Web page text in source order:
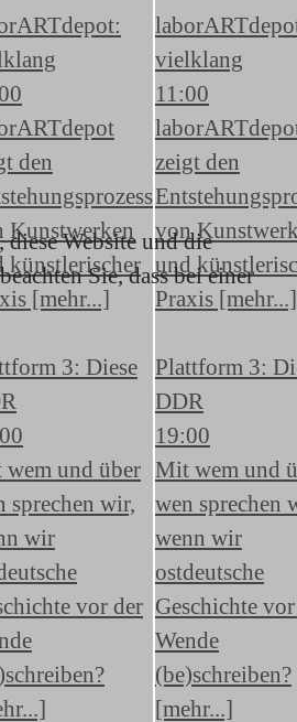
den
Kunstwerken
künstlerischer
[mehr...]
3: Diese
und über
sprechen wir,
wir
vor der
vielklang
11:00
zeigt den
von
und
Praxis [mehr...]
Plattform 3:
DDR
19:00
Mit wem und
wen sprechen
wenn wir
ostdeutsche
Geschichte
Wende
(be)schreiben?
[mehr...]
Website und die
Sie, dass bei einer